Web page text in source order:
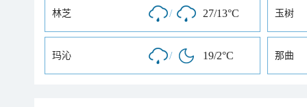
林芝 / 27/13°C 玉树
玛沁 / 19/2°C 那曲